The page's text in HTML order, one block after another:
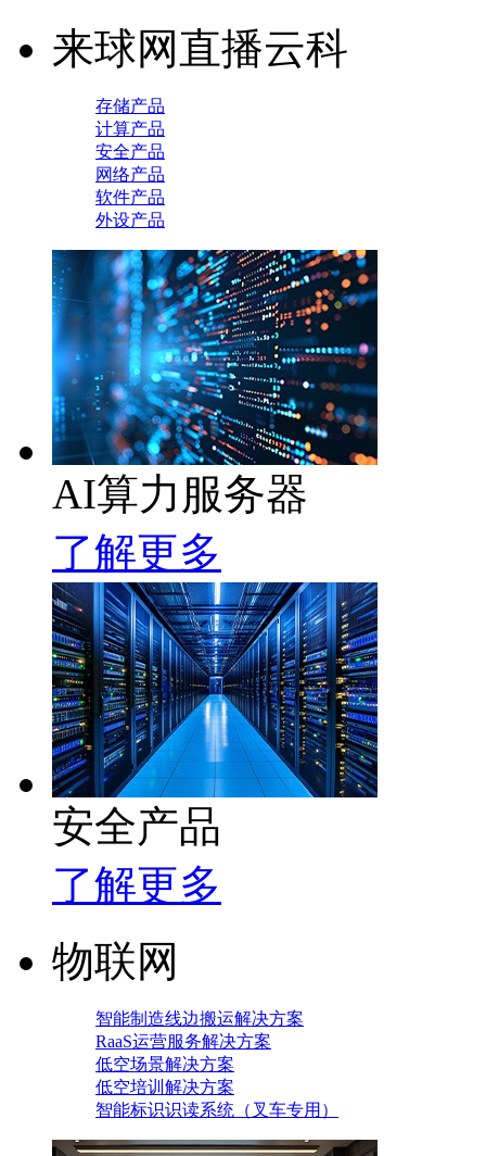
来球网直播云科
存储产品
计算产品
安全产品
网络产品
软件产品
外设产品
AI算力服务器
了解更多
安全产品
了解更多
物联网
智能制造线边搬运解决方案
RaaS运营服务解决方案
低空场景解决方案
低空培训解决方案
智能标识识读系统（叉车专用）